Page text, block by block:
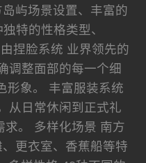
屿场景设置、丰富的
特的性格类型、
捏脸系统 业界领先的
调整面部的每一个细
形象。 丰富服装系统
从日常休闲到正式礼
求。 多样化场景 南方
更衣室、香蕉船等特